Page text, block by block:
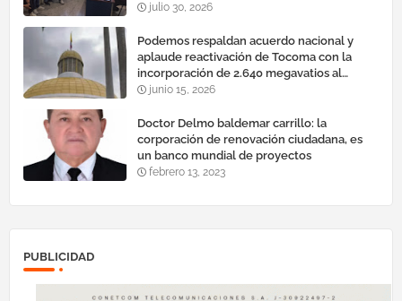
julio 30, 2026
Podemos respaldan acuerdo nacional y
aplaude reactivación de Tocoma con la
incorporación de 2.640 megavatios al
sistema eléctrico nacional
junio 15, 2026
Doctor Delmo baldemar carrillo: la
corporación de renovación ciudadana, es
un banco mundial de proyectos
febrero 13, 2023
PUBLICIDAD